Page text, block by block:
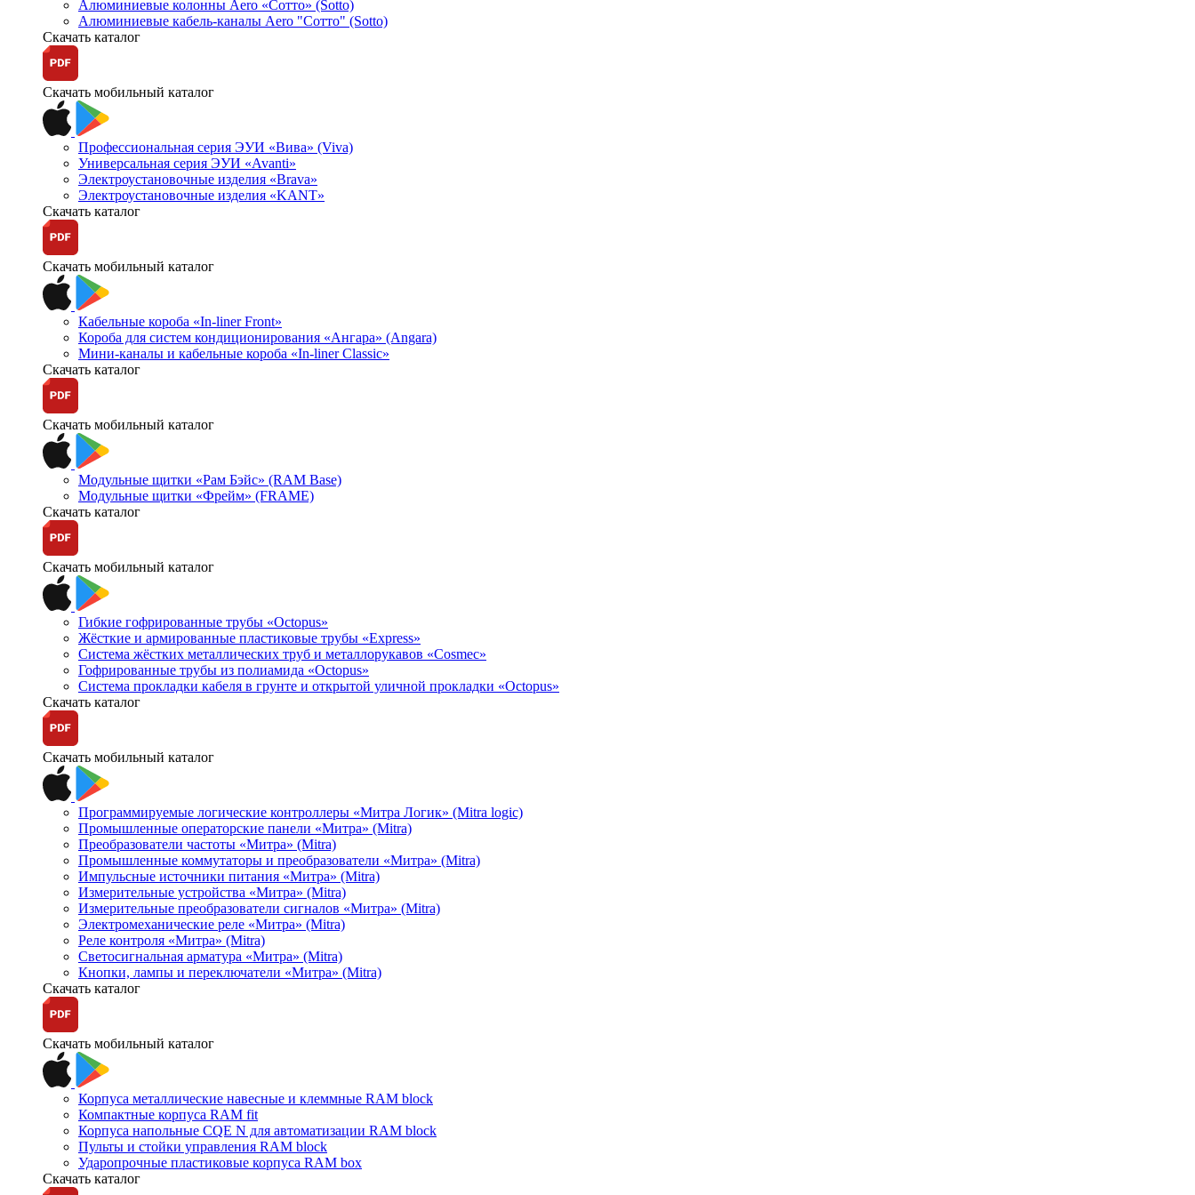
Алюминиевые колонны Aero «Сотто» (Sotto)
Алюминиевые кабель-каналы Aero "Сотто" (Sotto)
Скачать каталог
Скачать мобильный каталог
Профессиональная серия ЭУИ «Вива» (Viva)
Универсальная серия ЭУИ «Avanti»
Электроустановочные изделия «Brava»
Электроустановочные изделия «KANT»
Скачать каталог
Скачать мобильный каталог
Кабельные короба «In-liner Front»
Короба для систем кондиционирования «Ангара» (Angara)
Мини-каналы и кабельные короба «In-liner Classic»
Скачать каталог
Скачать мобильный каталог
Модульные щитки «Рам Бэйс» (RAM Base)
Модульные щитки «Фрейм» (FRAME)
Скачать каталог
Скачать мобильный каталог
Гибкие гофрированные трубы «Octopus»
Жёсткие и армированные пластиковые трубы «Express»
Система жёстких металлических труб и металлорукавов «Cosmec»
Гофрированные трубы из полиамида «Octopus»
Система прокладки кабеля в грунте и открытой уличной прокладки «Octopus»
Скачать каталог
Скачать мобильный каталог
Программируемые логические контроллеры «Митра Логик» (Mitra logic)
Промышленные операторские панели «Митра» (Mitra)
Преобразователи частоты «Митра» (Mitra)
Промышленные коммутаторы и преобразователи «Митра» (Mitra)
Импульсные источники питания «Митра» (Mitra)
Измерительные устройства «Митра» (Mitra)
Измерительные преобразователи сигналов «Митра» (Mitra)
Электромеханические реле «Митра» (Mitra)
Реле контроля «Митра» (Mitra)
Светосигнальная арматура «Митра» (Mitra)
Кнопки, лампы и переключатели «Митра» (Mitra)
Скачать каталог
Скачать мобильный каталог
Корпуса металлические навесные и клеммные RAM block
Компактные корпуса RAM fit
Корпуса напольные CQE N для автоматизации RAM block
Пульты и стойки управления RAM block
Ударопрочные пластиковые корпуса RAM box
Скачать каталог